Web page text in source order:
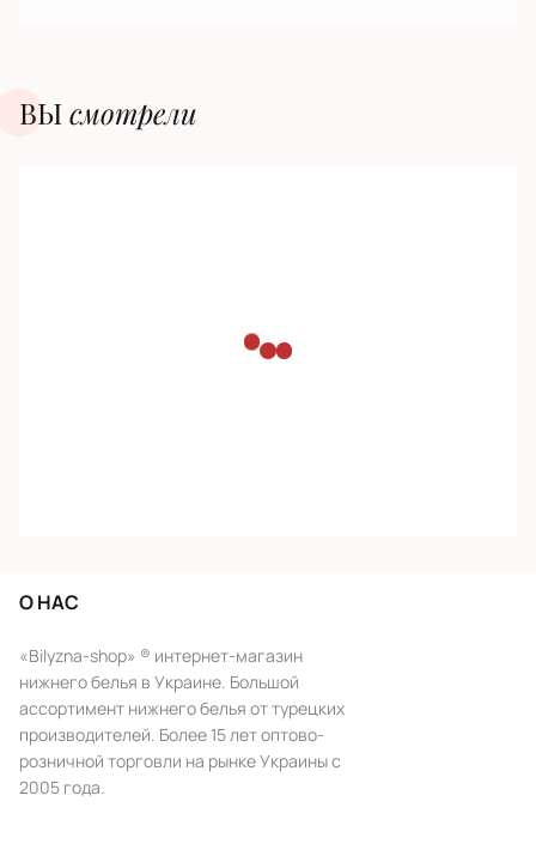
ВЫсмотрели
О НАС
«Bilyzna-shop» ® интернет-магазин
нижнего белья в Украине. Большой
ассортимент нижнего белья от турецких
производителей. Более 15 лет оптово-
розничной торговли на рынке Украины с
2005 года.